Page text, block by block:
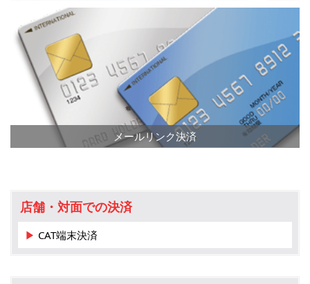
メールリンク決済
店舗・対面での決済
▶ CAT端末決済